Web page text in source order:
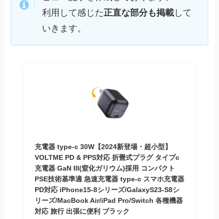
利用して感じた正直な部分も掲載 して
いきます。
充電器 type-c 30W【2024新登場・超小型】
VOLTME PD & PPS対応 折畳式プラグ タイプc
充電器 GaN III(窒化ガリウム)採用 コンパクト
PSE技術基準適 急速充電器 type-c スマホ充電器
PD対応 iPhone15-8シリーズ/GalaxyS23-S8シ
リーズ/MacBook Air/iPad Pro/Switch 各種機器
対応 旅行 出張に便利 ブラック